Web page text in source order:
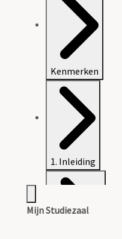
Kenmerken
1. Inleiding
Mijn Studiezaal